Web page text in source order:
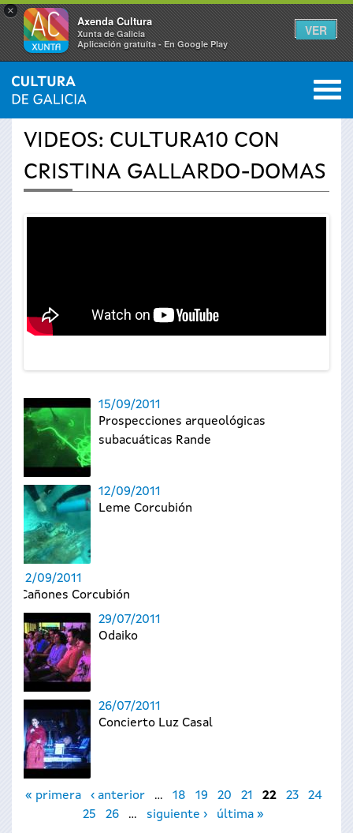
×
Axenda Cultura
Xunta de Galicia
Aplicación gratuíta - En Google Play
VER
Se
usted
INICIO › ACTUALIDAD 0
VIDEOS: CULTURA10 CON
CRISTINA GALLARDO-DOMAS
15/09/2011
Prospecciones arqueológicas
subacuáticas Rande
12/09/2011
Leme Corcubión
12/09/2011
Cañones Corcubión
29/07/2011
Odaiko
26/07/2011
Concierto Luz Casal
Páginas
« primera ‹ anterior … 18 19 20 21 22 23
24
25
26 … siguiente › última »